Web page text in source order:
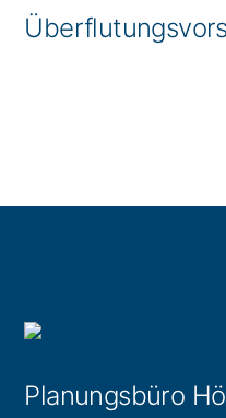
Planungsbüro